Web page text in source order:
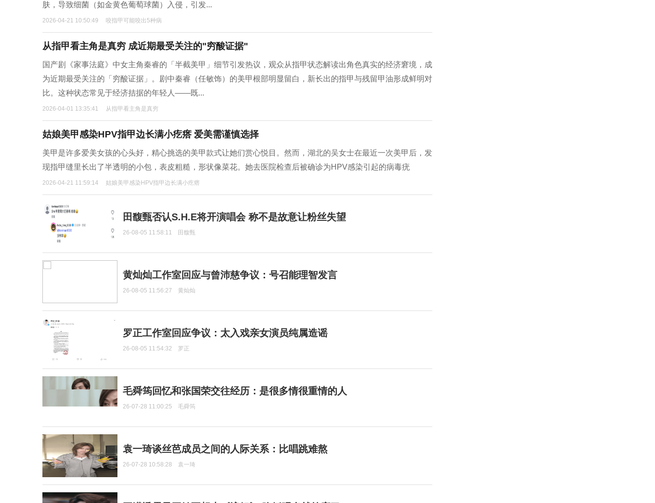
肤，导致细菌（如金黄色葡萄球菌）入侵，引发...
2026-04-21 10:50:49 咬指甲可能咬出5种病
从指甲看主角是真穷 成近期最受关注的"穷酸证据"
国产剧《家事法庭》中女主角秦睿的「半截美甲」细节引发热议，观众从指甲状态解读出角色真实的经济窘境，成
为近期最受关注的「穷酸证据」。剧中秦睿（任敏饰）的美甲根部明显留白，新长出的指甲与残留甲油形成鲜明对
比。这种状态常见于经济拮据的年轻人——既...
2026-04-01 13:35:41 从指甲看主角是真穷
姑娘美甲感染HPV指甲边长满小疙瘩 爱美需谨慎选择
美甲是许多爱美女孩的心头好，精心挑选的美甲款式让她们赏心悦目。然而，湖北的吴女士在最近一次美甲后，发
现指甲缝里长出了半透明的小包，表皮粗糙，形状像菜花。她去医院检查后被确诊为HPV感染引起的病毒疣
2026-04-21 11:59:14 姑娘美甲感染HPV指甲边长满小疙瘩
田馥甄否认S.H.E将开演唱会 称不是故意让粉丝失望
26-08-05 11:58:11 田馥甄
黄灿灿工作室回应与曾沛慈争议：号召能理智发言
26-08-05 11:56:27 黄灿灿
罗正工作室回应争议：太入戏亲女演员纯属造谣
26-08-05 11:54:32 罗正
毛舜筠回忆和张国荣交往经历：是很多情很重情的人
26-07-28 11:00:25 毛舜筠
袁一琦谈丝芭成员之间的人际关系：比唱跳难熬
26-07-28 10:58:28 袁一琦